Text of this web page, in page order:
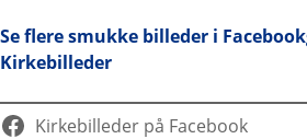
Se flere smukke billeder i
Kirkebilleder
Kirkebilleder på Facebook